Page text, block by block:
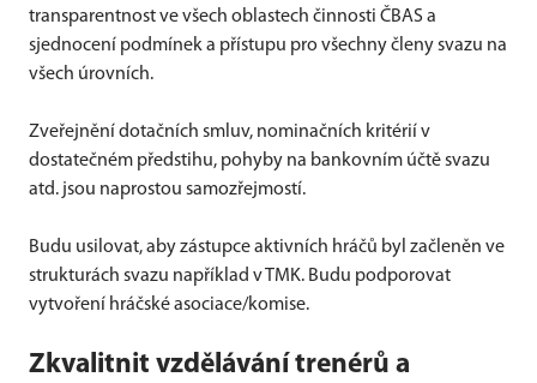
transparentnost ve všech oblastech činnosti ČBAS a
sjednocení podmínek a přístupu pro všechny členy svazu na
všech úrovních.
Zveřejnění dotačních smluv, nominačních kritérií v
dostatečném předstihu, pohyby na bankovním účtě svazu
atd. jsou naprostou samozřejmostí.
Budu usilovat, aby zástupce aktivních hráčů byl začleněn ve
strukturách svazu například v TMK. Budu podporovat
vytvoření hráčské asociace/komise.
Zkvalitnit vzdělávání trenérů a